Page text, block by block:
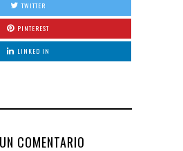
TWITTER
PINTEREST
LINKED IN
COMENTARIO